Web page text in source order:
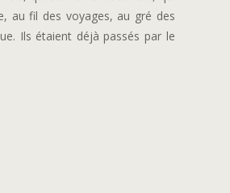
au fil des voyages, au gré des
Ils étaient déjà passés par le